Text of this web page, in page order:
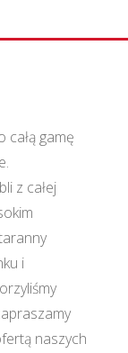
gamę
z całej
i
naszych